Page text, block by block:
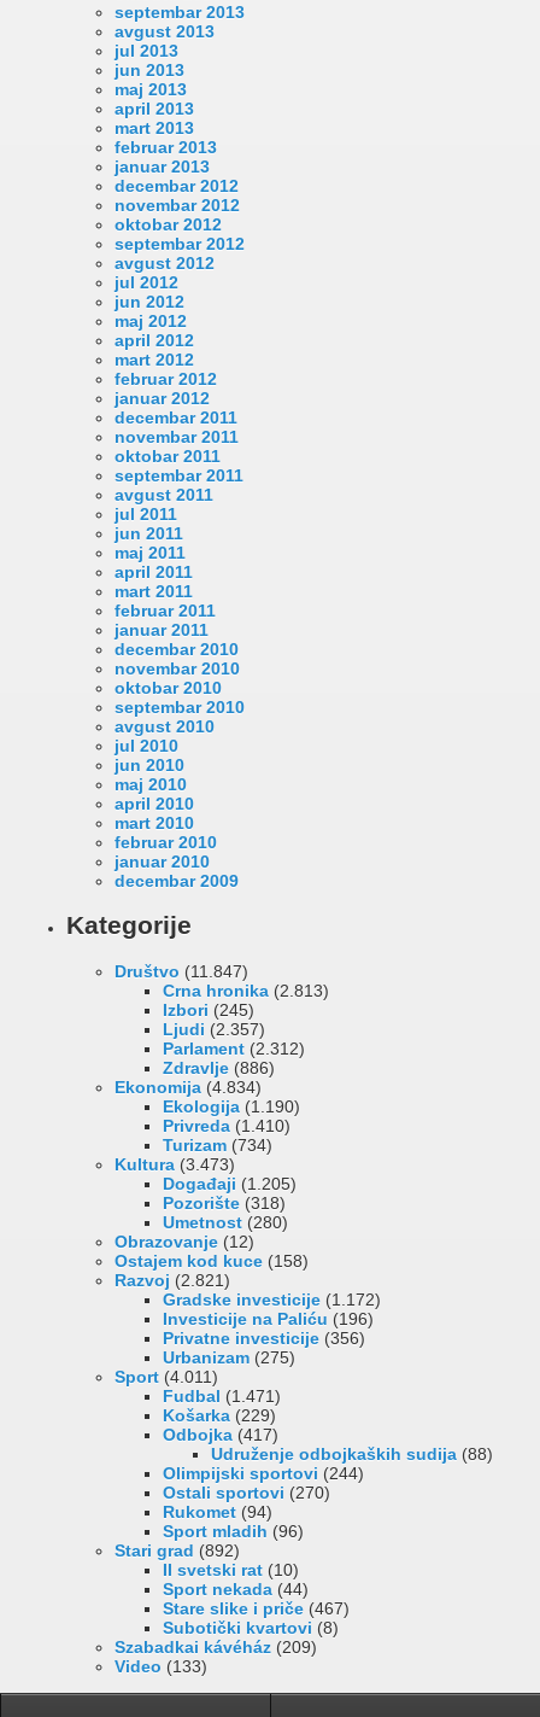
septembar 2013
avgust 2013
jul 2013
jun 2013
maj 2013
april 2013
mart 2013
februar 2013
januar 2013
decembar 2012
novembar 2012
oktobar 2012
septembar 2012
avgust 2012
jul 2012
jun 2012
maj 2012
april 2012
mart 2012
februar 2012
januar 2012
decembar 2011
novembar 2011
oktobar 2011
septembar 2011
avgust 2011
jul 2011
jun 2011
maj 2011
april 2011
mart 2011
februar 2011
januar 2011
decembar 2010
novembar 2010
oktobar 2010
septembar 2010
avgust 2010
jul 2010
jun 2010
maj 2010
april 2010
mart 2010
februar 2010
januar 2010
decembar 2009
Kategorije
Društvo (11.847)
Crna hronika (2.813)
Izbori (245)
Ljudi (2.357)
Parlament (2.312)
Zdravlje (886)
Ekonomija (4.834)
Ekologija (1.190)
Privreda (1.410)
Turizam (734)
Kultura (3.473)
Događaji (1.205)
Pozorište (318)
Umetnost (280)
Obrazovanje (12)
Ostajem kod kuce (158)
Razvoj (2.821)
Gradske investicije (1.172)
Investicije na Paliću (196)
Privatne investicije (356)
Urbanizam (275)
Sport (4.011)
Fudbal (1.471)
Košarka (229)
Odbojka (417)
Udruženje odbojkaških sudija (88)
Olimpijski sportovi (244)
Ostali sportovi (270)
Rukomet (94)
Sport mladih (96)
Stari grad (892)
II svetski rat (10)
Sport nekada (44)
Stare slike i priče (467)
Subotički kvartovi (8)
Szabadkai kávéház (209)
Video (133)